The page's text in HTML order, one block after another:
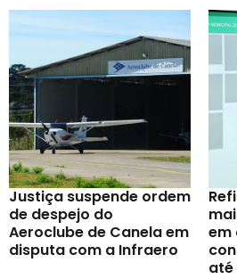
Justiça suspende ordem
de despejo do
Aeroclube de Canela em
disputa com a Infraero
em
até